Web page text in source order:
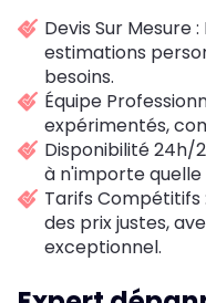
Devis Sur Mesure
estimations
besoins.
Équipe
expérimentés,
Disponibilité 24h/
à n'importe quelle
Tarifs Compétitifs
des prix justes,
exceptionnel.